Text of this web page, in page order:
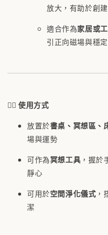
放大，有助於創
適合作為家居或
引正向磁場與穩
🧘‍♀️使用方式
放置於書桌、冥想區、
場與運勢
可作為冥想工具 ，握
靜心
可用於空間淨化儀式 ，
潔